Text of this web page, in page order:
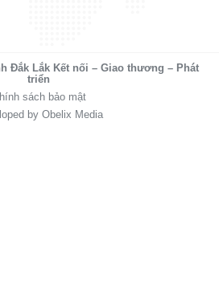
Đắk Lắk Kết nối – Giao thương – Phát
triển
sách bảo mật
by Obelix Media